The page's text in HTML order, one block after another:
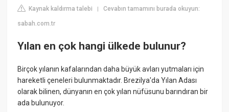
Kaynak kaldırma talebi |Cevabın tamamını burada okuyun:
sabah.com.tr
Yılan en çok hangi ülkede bulunur?
Birçok yılanın kafalarından daha büyük avları yutmaları için
hareketli çeneleri bulunmaktadır. Brezilya'da Yılan Adası
olarak bilinen, dünyanın en çok yılan nüfüsunu barındıran bir
ada bulunuyor.